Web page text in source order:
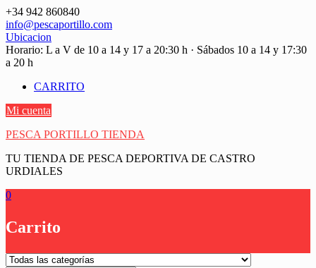
Saltar
contenido
+34 942 860840
info@pescaportillo.com
Ubicacion
Horario: L a V de 10 a 14 y 17 a 20:30 h · Sábados 10 a 14 y 17:30
a 20 h
CARRITO
Mi cuenta
PESCA PORTILLO TIENDA
TU TIENDA DE PESCA DEPORTIVA DE CASTRO
URDIALES
0
Carrito